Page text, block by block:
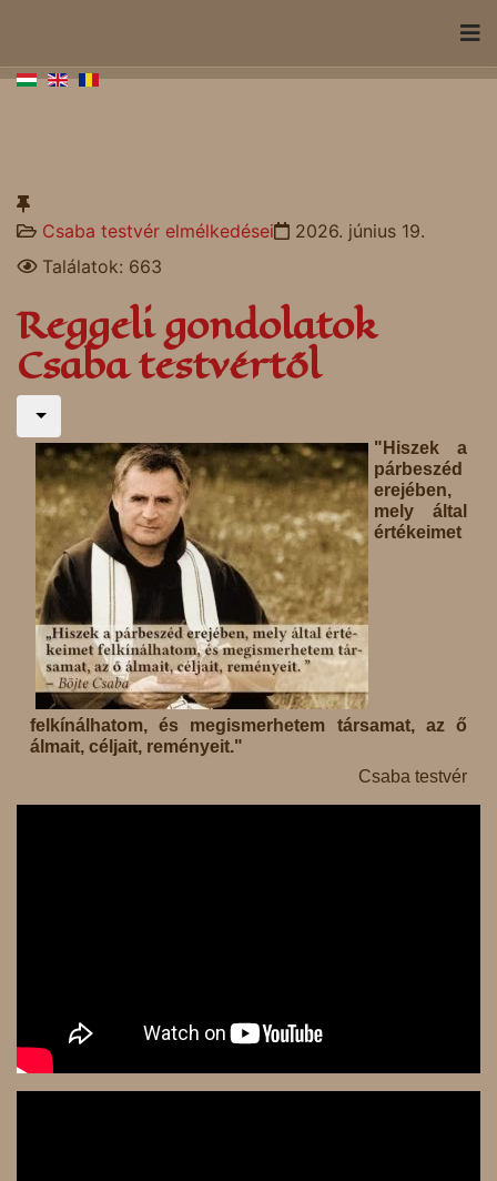
Csaba testvér elmélkedései
2026. június 19.
Találatok: 663
Reggeli gondolatok
Csaba testvértől
"Hiszek a
párbeszéd
erejében,
mely által
értékeimet
felkínálhatom, és megismerhetem társamat, az ő
álmait, céljait, reményeit."
Csaba testvér